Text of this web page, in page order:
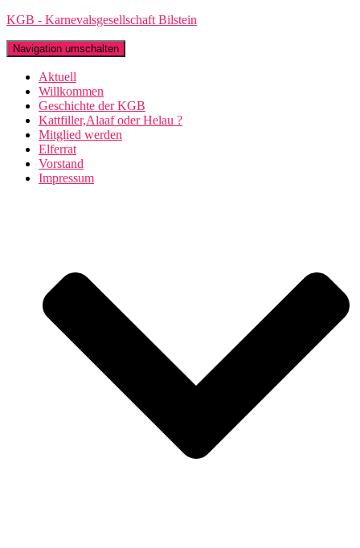
KGB - Karnevalsgesellschaft Bilstein
Navigation umschalten
Aktuell
Willkommen
Geschichte der KGB
Kattfiller,Alaaf oder Helau ?
Mitglied werden
Elferrat
Vorstand
Impressum